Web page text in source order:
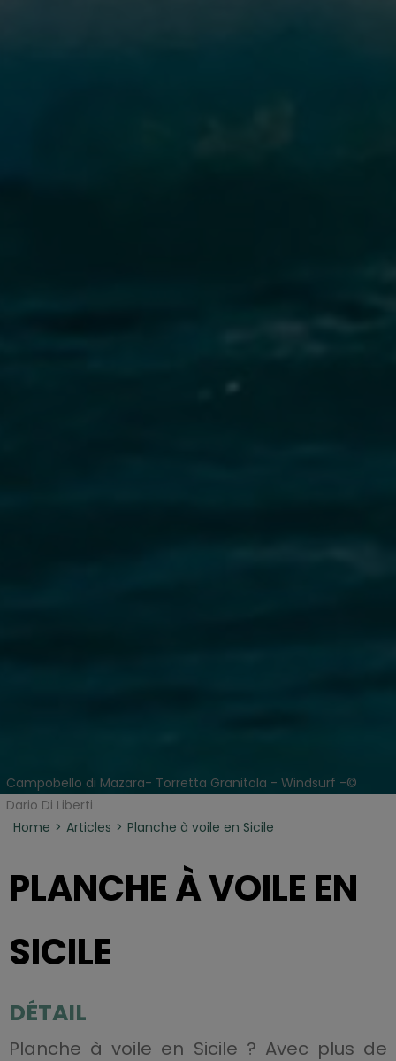
Campobello di Mazara- Torretta Granitola - Windsurf -©
Dario Di Liberti
Home
Articles Planche à voile en Sicile
PLANCHE À VOILE EN
SICILE
DÉTAIL
Planche à voile en Sicile ? Avec plus de